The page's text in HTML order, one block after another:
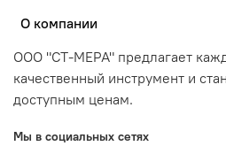
О компании
ООО "СТ-МЕРА" предлагает
качественный инструмент и
доступным ценам.
Мы в социальных сетях